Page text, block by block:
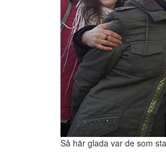
Så här glada var de som